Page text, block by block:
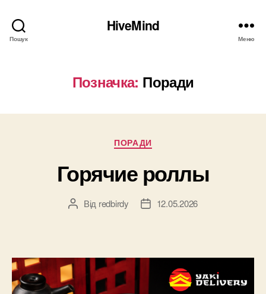
Пошук
HiveMind
Меню
Позначка: Поради
Категорії
ПОРАДИ
Горячие роллы
Автор
Від redbirdy
Дата12.05.2026